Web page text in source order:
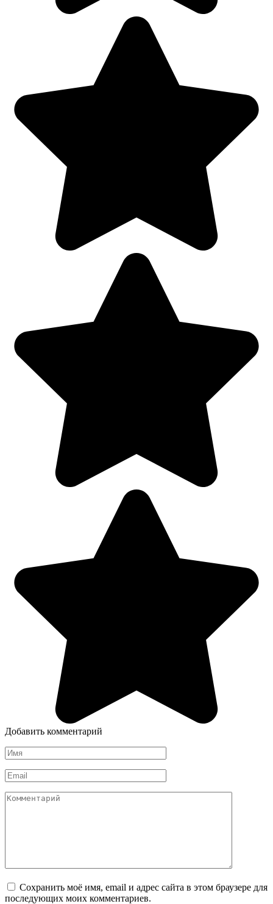
Добавить комментарий
Имя
*
Email
*
Комментарий
Сохранить моё имя, email и адрес сайта в этом браузере для
последующих моих комментариев.